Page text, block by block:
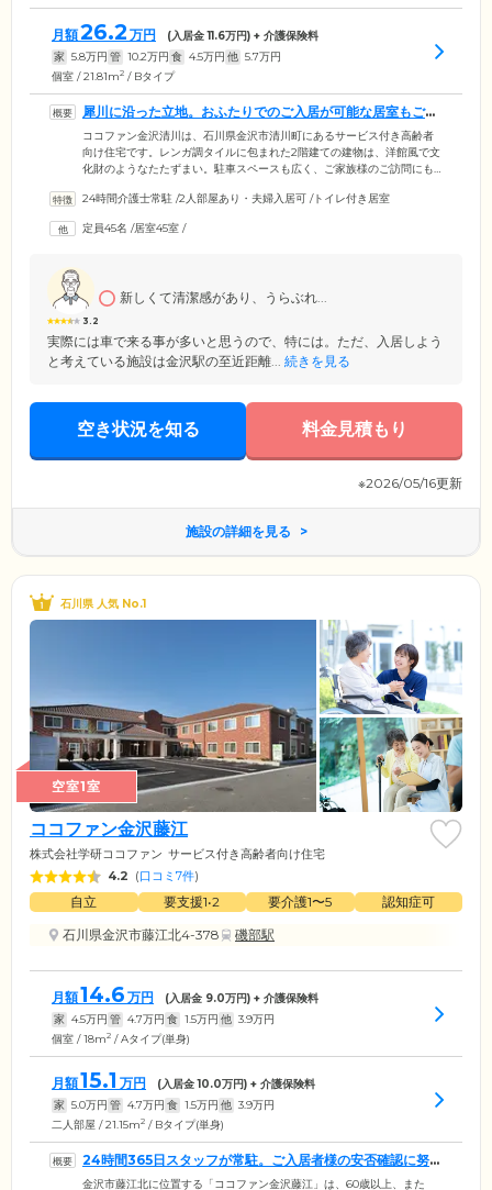
月額26.2 万円 (入居金11.6万円) + 介護保険料
家 5.8万円 管 10.2万円 食 4.5万円 他 5.7万円
個室 / 21.81m2 / Bタイプ
犀川に沿った立地。おふたりでのご入居が可能な居室もご用
意しています
ココファン金沢清川は、石川県金沢市清川町にあるサービス付き高齢者
向け住宅です。レンガ調タイルに包まれた2階建ての建物は、洋館風で文
化財のようなたたずまい。駐車スペースも広く、ご家族様のご訪問にも
り変わりを感じながら、穏やかな暮らしをお楽しみください。バリアフ
安全に移動できます。ご入居者様の居室は、2タイプをご用意。いずれも
24時間介護士常駐 /2人部屋あり・夫婦入居可 /トイレ付き居室
定員45名 /居室45室 /
3.2
新しくて清潔感があり、うらぶれ...
実際には車で来る事が多いと思うので、特には。ただ、入居しよう
と考えている施設は金沢駅の至近距離... 続きを見る
空き状況を知る 料金見積もり
※2026/05/16更新
施設の詳細を見る
石川県 人気 No.1
空室1室
ココファン金沢藤江
株式会社学研ココファン サービス付き高齢者向け住宅
4.2 (口コミ7件)
自立 要支援1•2 要介護1〜5
認知症可
石川県金沢市藤江北4-378
磯部駅
月額14.6 万円 (入居金 9.0万円) + 介護保険料
家 4.5万円 管 4.7万円 食 1.5万円 他 3.9万円
個室 / 18m2 / Aタイプ(単身)
月額15.1 万円 (入居金10.0万円) + 介護保険料
家 5.0万円 管 4.7万円 食 1.5万円 他 3.9万円
二人部屋 / 21.15m2 / Bタイプ(単身)
24時間365日スタッフが常駐。ご入居者様の安否確認に努め
ます
金沢市藤江北に位置する「ココファン金沢藤江」は、60歳以上、また